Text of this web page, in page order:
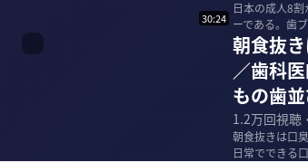
日本の成人8
ーである。歯
説する。 ＜出...
30:24
朝食抜
／歯科
もの歯
1.2万回視聴
朝食抜きは口
日常でできる口